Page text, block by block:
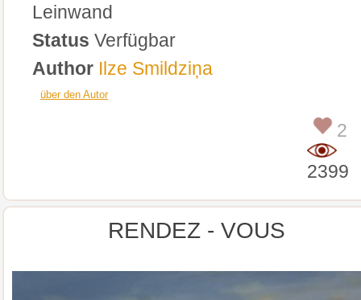
Leinwand
Status Verfügbar
Author Ilze Smildziņa
über den Autor
2
2399
RENDEZ - VOUS